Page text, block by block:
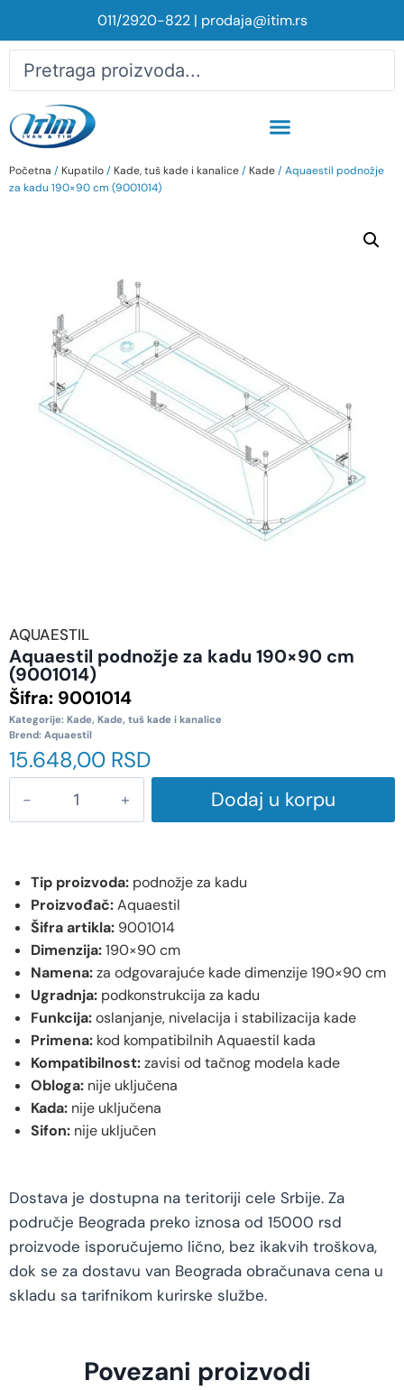
011/2920-822| prodaja@itim.rs
Početna / Kupatilo/ Kade, tuš kade i kanalice/ Kade/ Aquaestil podnožje
za kadu 190×90 cm (9001014)
AQUAESTIL
Aquaestil podnožje za kadu 190×90 cm
(9001014)
Šifra: 9001014
Kategorije: Kade, Kade, tuš kade i kanalice
Brend: Aquaestil
15.648,00 RSD
Dodaj u korpu
Tip proizvoda: podnožje za kadu
Proizvođač:Aquaestil
Šifra artikla: 9001014
Dimenzija:190×90 cm
Namena:za odgovarajuće kade dimenzije 190×90 cm
Ugradnja: podkonstrukcija za kadu
Funkcija:oslanjanje, nivelacija i stabilizacija kade
Primena: kod kompatibilnih Aquaestil kada
Kompatibilnost:zavisi od tačnog modela kade
Obloga: nije uključena
Kada: nije uključena
Sifon: nije uključen
Dostava je dostupna na teritoriji cele Srbije. Za
područje Beograda preko iznosa od 15000 rsd
proizvode isporučujemo lično, bez ikakvih troškova,
dok se za dostavu van Beograda obračunava cena u
skladu sa tarifnikom kurirske službe.
Povezani proizvodi